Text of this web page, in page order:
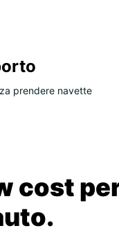
prendere navette
cost